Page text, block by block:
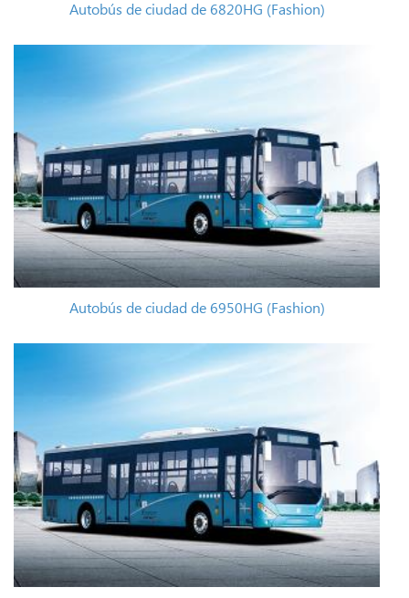
Autobús de ciudad de 6820HG (Fashion)
Autobús de ciudad de 6950HG (Fashion)